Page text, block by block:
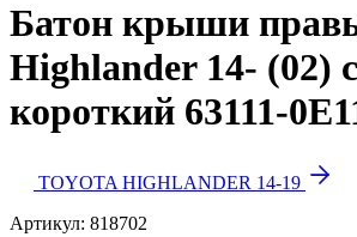
Батон крыши
Highlander 14- (02)
короткий 63111-
TOYOTA HIGHLANDER 14-19
Артикул: 818702